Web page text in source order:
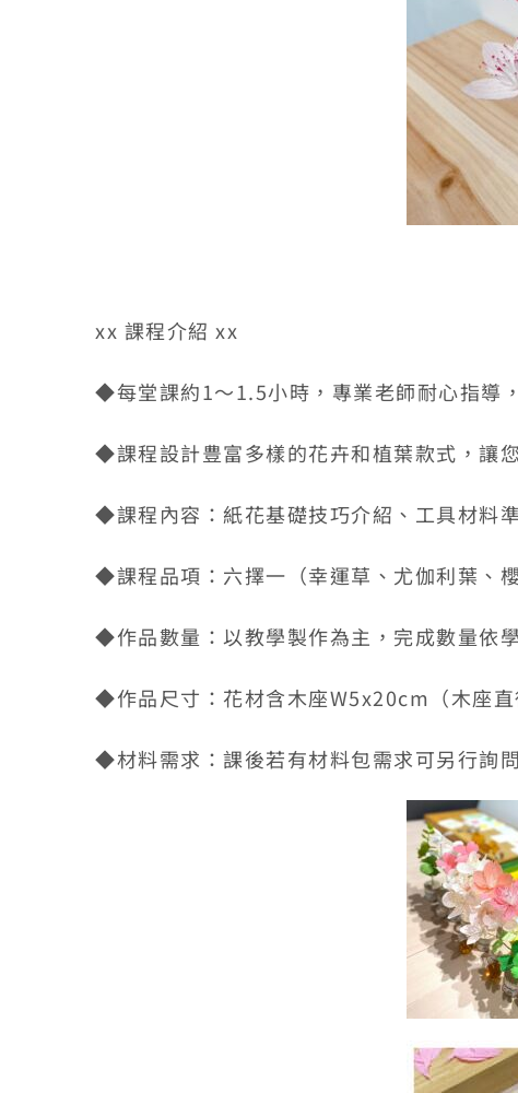
xx 課程介紹 xx
◆每堂課約1～1.5小時，專業老師耐心指導
◆課程設計豊富多樣的花卉和植葉款式，讓
◆課程內容：紙花基礎技巧介紹、工具材料
◆課程品項：六擇一（幸運草、尤伽利葉、
◆作品數量：以教學製作為主，完成數量依
◆作品尺寸：花材含木座W5x20cm（木座直
◆材料需求：課後若有材料包需求可另行詢